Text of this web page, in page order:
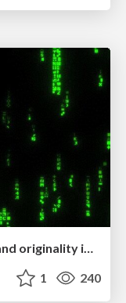
Game over? The fight for quality and originality in the time of robots
1 240